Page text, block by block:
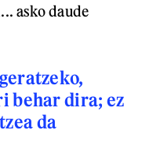
asko daude
behar dira; ez
da